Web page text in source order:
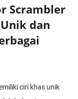
Scrambler
dan
ciri khas unik